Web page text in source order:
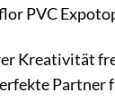
PVC
Kreativität
Partner